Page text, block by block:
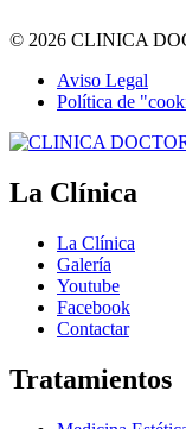
© 2026 CLINICA
Aviso Legal
Política de
La Clínica
La Clínica
Galería
Youtube
Facebook
Contactar
Tratamientos